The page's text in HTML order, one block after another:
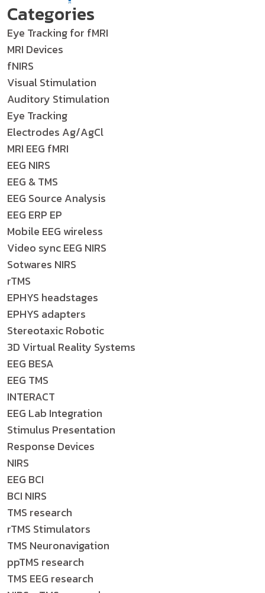
Categories
Eye Tracking for fMRI
MRI Devices
fNIRS
Visual Stimulation
Auditory Stimulation
Eye Tracking
Electrodes Ag/AgCl
MRI EEG fMRI
EEG NIRS
EEG & TMS
EEG Source Analysis
EEG ERP EP
Mobile EEG wireless
Video sync EEG NIRS
Sotwares NIRS
rTMS
EPHYS headstages
EPHYS adapters
Stereotaxic Robotic
3D Virtual Reality Systems
EEG BESA
EEG TMS
INTERACT
EEG Lab Integration
Stimulus Presentation
Response Devices
NIRS
EEG BCI
BCI NIRS
TMS research
rTMS Stimulators
TMS Neuronavigation
ppTMS research
TMS EEG research